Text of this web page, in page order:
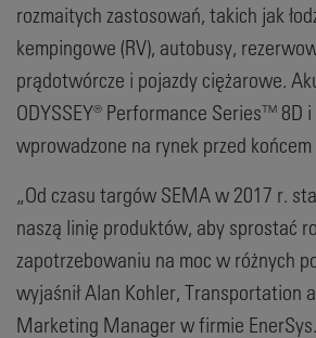
rozmaitych zastosowań, takich jak
kempingowe (RV), autobusy,
prądotwórcze i pojazdy ciężarowe.
ODYSSEY® Performance Series™ 8D
wprowadzone na rynek przed końcem
„Od czasu targów SEMA w 2017 r.
naszą linię produktów, aby sprostać
zapotrzebowaniu na moc w różnych
wyjaśnił Alan Kohler, Transportation
Marketing Manager w firmie